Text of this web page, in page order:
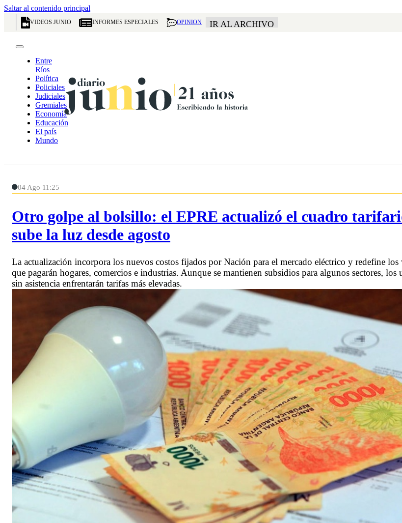
Saltar al contenido principal
VIDEOS JUNIO INFORMES ESPECIALES OPINION IR AL ARCHIVO
Entre
Ríos
Política
Policiales
Judiciales
Gremiales
Economía
Educación
El país
Mundo
04 Ago 11:25
Otro golpe al bolsillo: el EPRE actualizó el cuadro
sube la luz desde agosto
La actualización incorpora los nuevos costos fijados por Nación para el mercado eléctrico y redefine los
que pagarán hogares, comercios e industrias. Aunque se mantienen subsidios para algunos sectores, los
sin asistencia enfrentarán tarifas más elevadas.